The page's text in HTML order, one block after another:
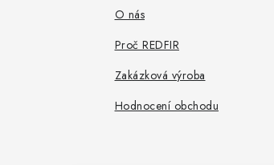
O nás
Proč REDFIR
Zakázková výroba
Hodnocení obchodu